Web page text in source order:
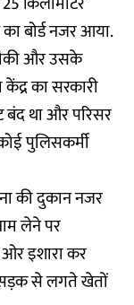
बोर्ड नजर आया.
और उसके
का सरकारी
बंद था और परिसर
पुलिसकर्मी
की दुकान नजर
लेने पर
इशारा कर
सड़क से लगते खेतों